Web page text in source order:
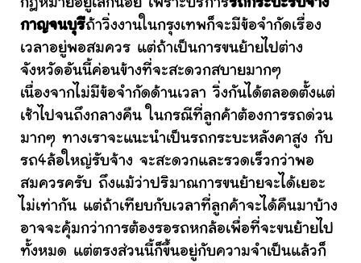
กฎหมายอยู่เล็กน้อย เพราะบริการรถกระบะรับจ้าง
กาญจนบุรีถ้าวิ่งงานในกรุงเทพก็จะมีข้อจำกัดเรื่อง
เวลาอยู่พอสมควร แต่ถ้าเป็นการขนย้ายไปต่าง
จังหวัดอันนี้ค่อนข้างที่จะสะดวกสบายมากๆ
เนื่องจากไม่มีข้อจำกัดด้านเวลา วิ่งกันได้ตลอดตั้งแต่
เช้าไปจนถึงกลางคืน ในกรณีที่ลูกค้าต้องการรถด่วน
มากๆ ทางเราจะแนะนำเป็นรถกระบะหลังคาสูง กับ
รถ4ล้อใหญ่รับจ้าง จะสะดวกและรวดเร็วกว่าพอ
สมควรครับ ถึงแม้ว่าปริมาณการขนย้ายจะได้เยอะ
ไม่เท่ากัน แต่ถ้าเทียบกับเวลาที่ลูกค้าจะได้คืนมาบ้าง
อาจจะคุ้มกว่าการต้องรอรถหกล้อเพื่อที่จะขนย้ายไป
ทั้งหมด แต่ตรงส่วนนี้ก็ขึ้นอยู่กับความจำเป็นแล้วก็